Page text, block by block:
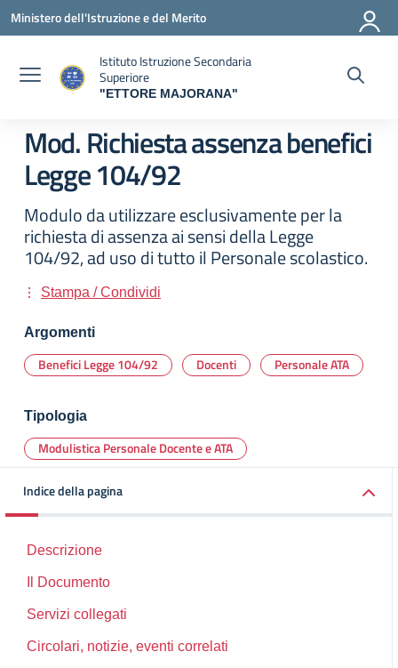
Ministero dell'Istruzione e del Merito
Istituto Istruzione Secondaria
Superiore
"ETTORE MAJORANA"
Mod. Richiesta assenza benefici
Legge 104/92
Modulo da utilizzare esclusivamente per la
richiesta di assenza ai sensi della Legge
104/92, ad uso di tutto il Personale scolastico.
Stampa / Condividi
Argomenti
Benefici Legge 104/92 Docenti Personale ATA
Tipologia
Modulistica Personale Docente e ATA
Indice della pagina
Descrizione
Il Documento
Servizi collegati
Circolari, notizie, eventi correlati